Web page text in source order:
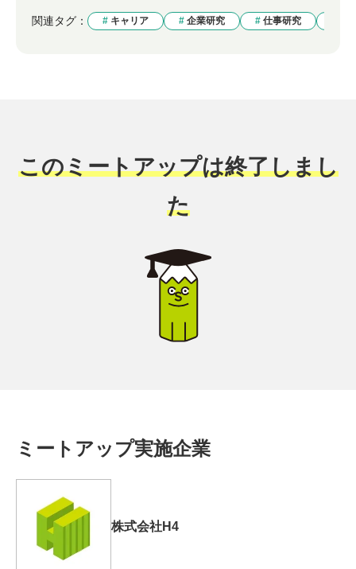
関連タグ： キャリア 企業研究 仕事研究
このミートアップは終了しまし
た
ミートアップ実施企業
株式会社H4